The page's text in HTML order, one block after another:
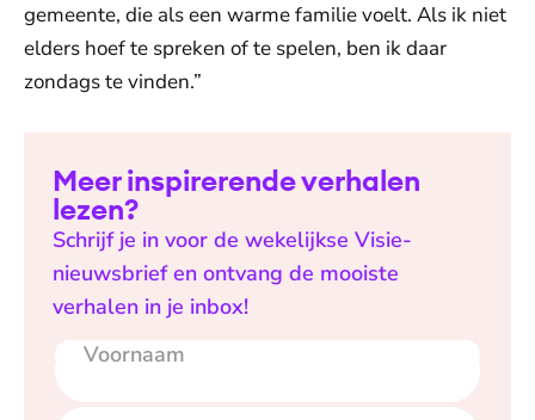
gemeente, die als een warme familie voelt. Als ik niet
elders hoef te spreken of te spelen, ben ik daar
zondags te vinden.”
Meer inspirerende verhalen
lezen?
Schrijf je in voor de wekelijkse Visie-
nieuwsbrief en ontvang de mooiste
verhalen in je inbox!
Voornaam
E-mailadres